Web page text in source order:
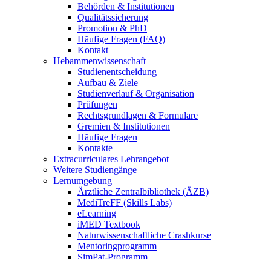
Behörden & Institutionen
Qualitätssicherung
Promotion & PhD
Häufige Fragen (FAQ)
Kontakt
Hebammenwissenschaft
Studienentscheidung
Aufbau & Ziele
Studienverlauf & Organisation
Prüfungen
Rechtsgrundlagen & Formulare
Gremien & Institutionen
Häufige Fragen
Kontakte
Extracurriculares Lehrangebot
Weitere Studiengänge
Lernumgebung
Ärztliche Zentralbibliothek (ÄZB)
MediTreFF (Skills Labs)
eLearning
iMED Textbook
Naturwissenschaftliche Crashkurse
Mentoringprogramm
SimPat-Programm